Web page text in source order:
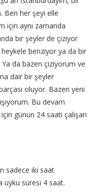
Ben her şeyi elle
için aynı zamanda
bir şeyler de çiziyor
benziyor ya da bir
da bazen çiziyorum ve
dair bir şeyler
oluyor. Bazen yeni
Bu devam
günün 24 saati çalışan
sadece iki saat
uyku süresi 4 saat.